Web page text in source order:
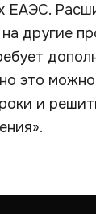
ЕАЭС.
другие
это
и